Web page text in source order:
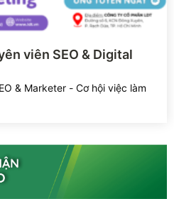
viên SEO & Digital
& Marketer - Cơ hội việc làm